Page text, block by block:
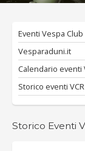
Eventi Vespa Club
Vesparaduni.it
Calendario eventi
Storico eventi VCR
Storico Eventi